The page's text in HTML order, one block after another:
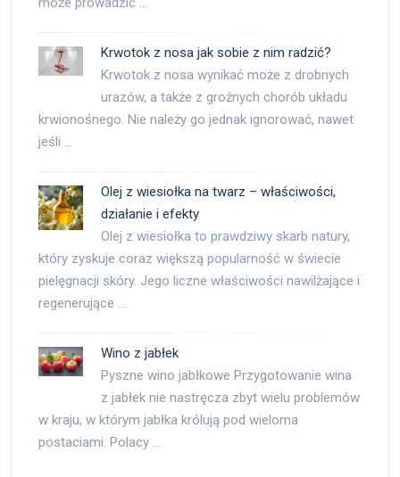
Krwotok z nosa jak sobie z nim radzić?
Krwotok z nosa wynikać może z drobnych
urazów, a także z groźnych chorób układu
krwionośnego. Nie należy go jednak ignorować, nawet
jeśli …
Olej z wiesiołka na twarz – właściwości,
działanie i efekty
Olej z wiesiołka to prawdziwy skarb natury,
który zyskuje coraz większą popularność w świecie
pielęgnacji skóry. Jego liczne właściwości nawilżające i
regenerujące …
Wino z jabłek
Pyszne wino jabłkowe Przygotowanie wina
z jabłek nie nastręcza zbyt wielu problemów
w kraju, w którym jabłka królują pod wieloma
postaciami. Polacy …